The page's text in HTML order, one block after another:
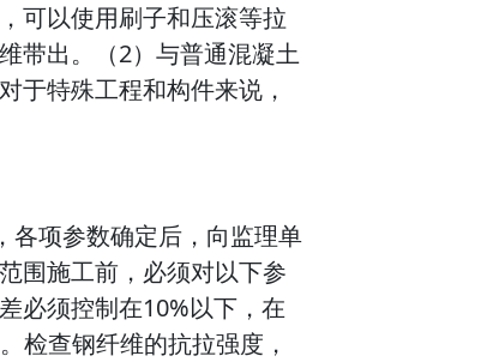
可以使用刷子和压滚等拉
带出。（2）与普通混凝土
于特殊工程和构件来说，
各项参数确定后，向监理单
围施工前，必须对以下参
必须控制在10%以下，在
检查钢纤维的抗拉强度，